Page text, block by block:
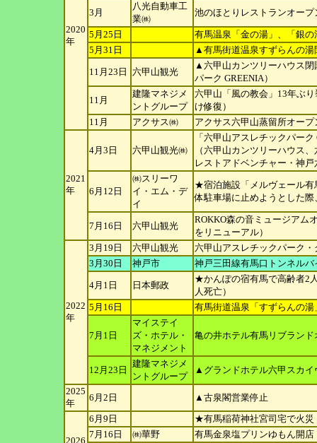
2020
年
3月
八光自動車工
業㈱
池のほとりレストランオープ
5月25日
有馬温泉「金の湯」、「銀の
5月31日
▲有馬街道温泉すずらんの湯
11月23日 六甲山観光
▲六甲山カンツリーハウス
パーク GREENIA）
11月
建隆マネジメ
ントグループ
六甲山「風の教会」13年ぶ
け修復）
11月
アクサス㈱ アクサス六甲山蒸留所オープ
2021
年
4月3日 六甲山観光㈱
「六甲山アスレチックパー
（六甲山カンツリーハウ ス、
レストアドベンチャー・神
6月12日
㈱スリーワ
イ・ エム・デ
イ
★宿泊施設「メルヴェール有
体駐車場に止めようとした
7月16日 六甲山観光
ROKKO森の音ミュージアム
をリニューアル）
2022
年
3月19日 六甲山観光
六甲山アスレチックパーク
3月30日
神戸市 神戸三田線有馬口トンネルバ
4月1日 日本郵政
★かんぽの宿有馬で高齢者2
人死亡）
5月16日
有馬街道温泉「すずらんの
7月1日
マイステイ
ズ・ ホテル・
マネジメント
亀の井ホテル有馬リブラン
12月23日
建隆マネジメ
ントグループ
▲グランドホテル六甲スカイ
2025
年
6月2日 ▲古泉閣営業停止
2026
6月9日
★有馬稲荷神社宮司宅で火災
7月16日
㈱華野 有馬金泉塩プリンゆもん開店